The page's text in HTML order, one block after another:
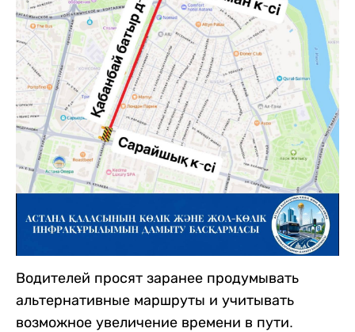
Водителей просят заранее продумывать
альтернативные маршруты и учитывать
возможное увеличение времени в пути.